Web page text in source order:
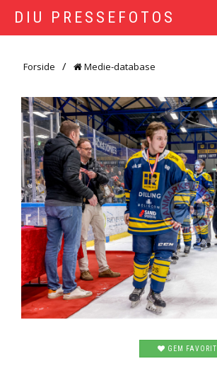
DIU PRESSEFOTOS
Forside Medie-database
GEM FAVORIT